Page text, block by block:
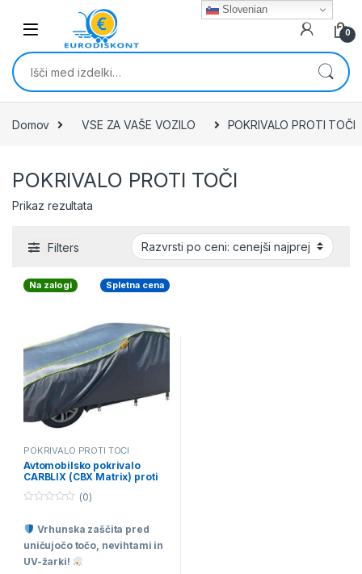
Skip to navigation
0
Išči:
Domov VSE ZA VAŠE VOZILO POKRIVALO PROTI TOČI
POKRIVALO PROTI TOČI
Prikaz rezultata
Filters
Na zalogi Spletna cena
POKRIVALO PROTI TOČI
Avtomobilsko pokrivalo
CARBLIX (CBX Matrix) proti
u
o
f
5
(0)
Vrhunska zaščita pred
uničujočo točo, nevihtami in
UV-žarki!
Slovenian